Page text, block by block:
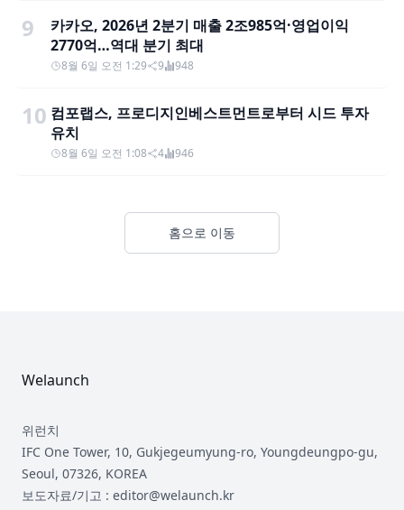
9
카카오, 2026년 2분기 매출 2조985억·영업이익
2770억…역대 분기 최대
8월 6일 오전 1:29 9 948
10 컴포랩스, 프로디지인베스트먼트로부터 시드 투자
유치
8월 6일 오전 1:08 4 946
홈으로 이동
Welaunch
위런치
IFC One Tower, 10, Gukjegeumyung-ro, Youngdeungpo-gu,
Seoul, 07326, KOREA
보도자료/기고 : editor@welaunch.kr